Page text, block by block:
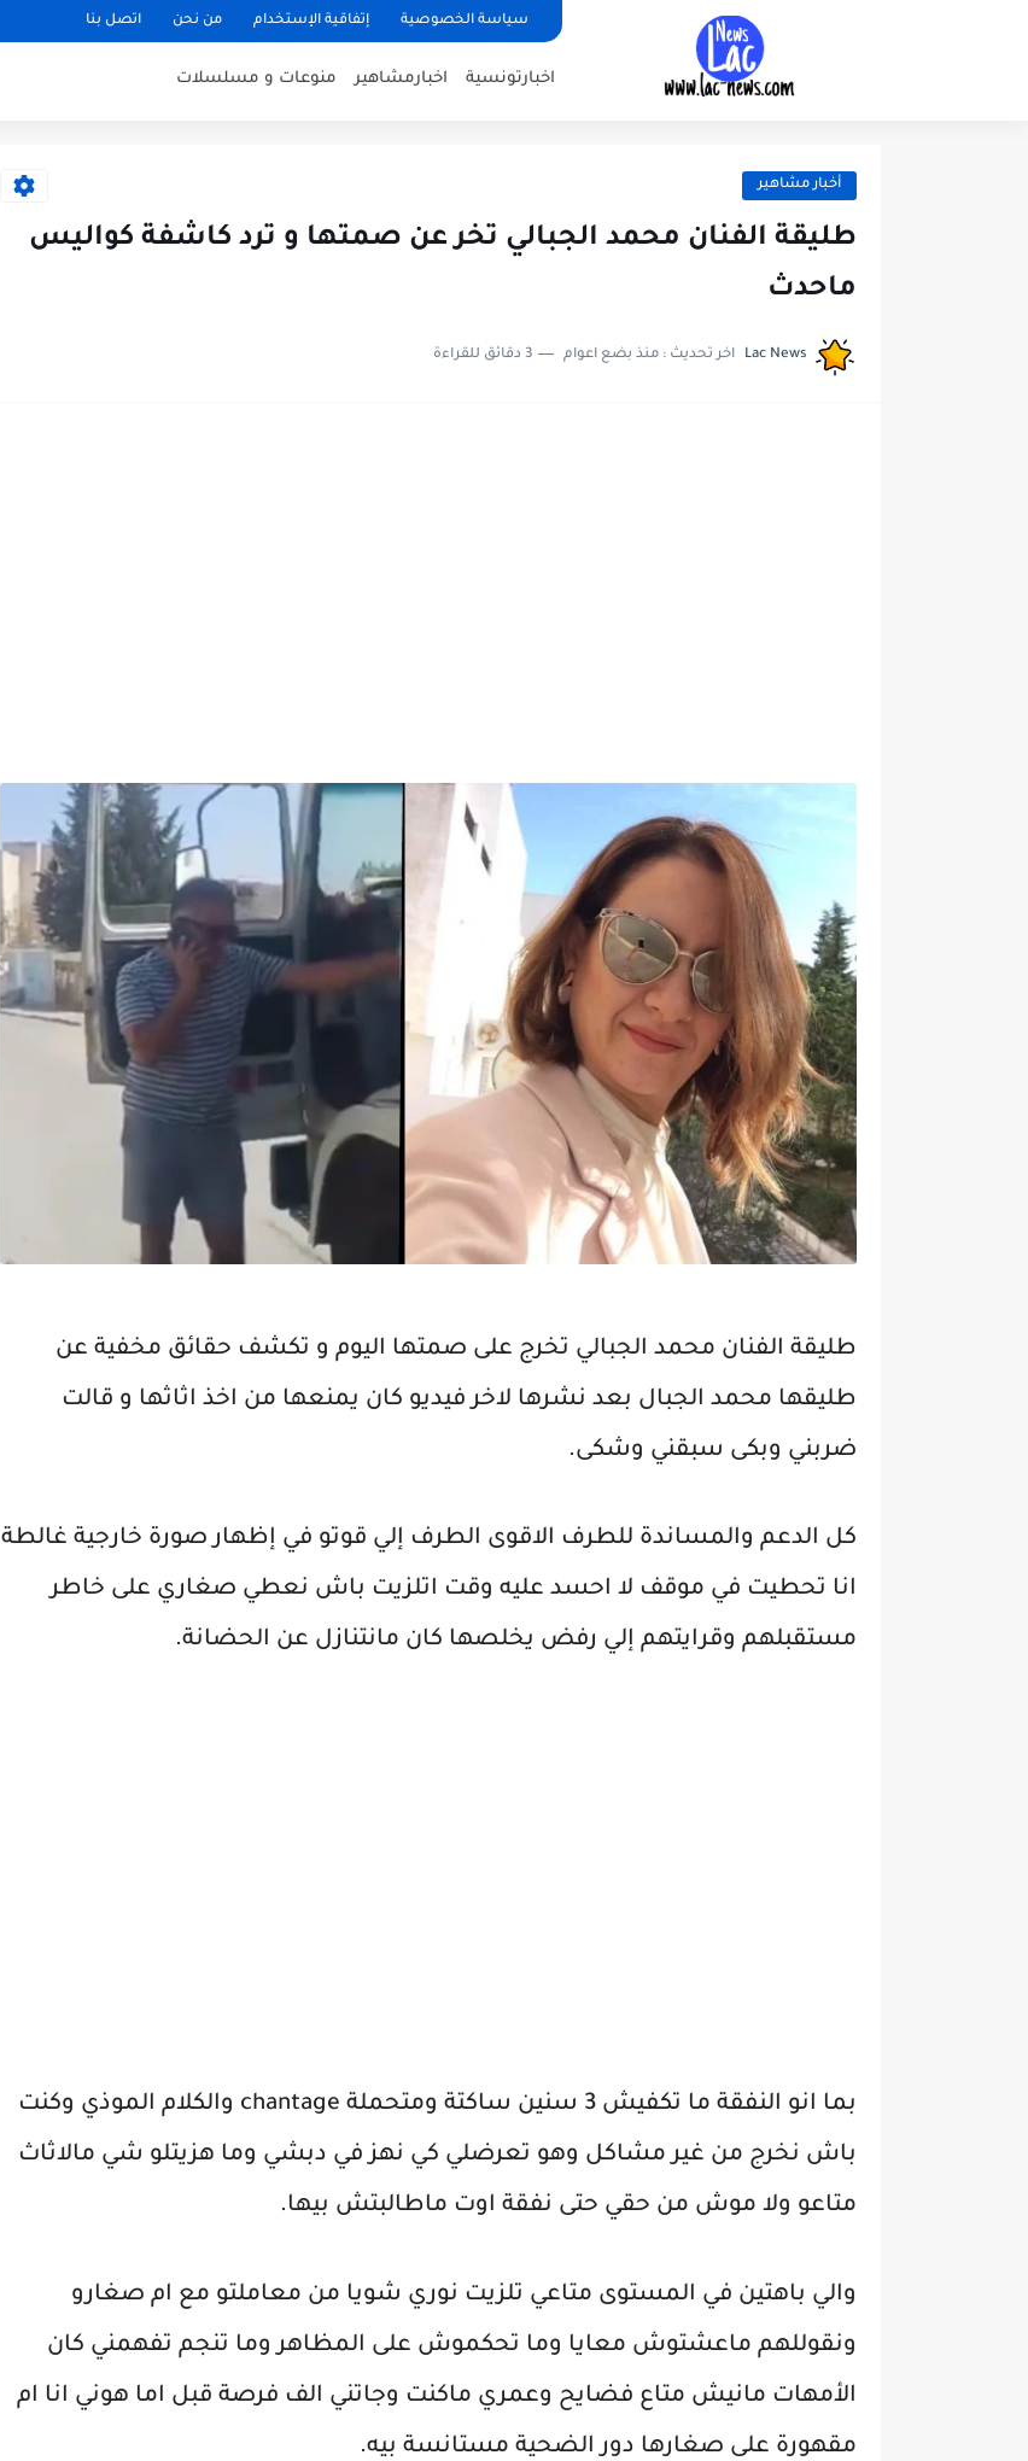
سياسة الخصوصية إتفاقية الإستخدام من نحن اتصل بنا
اخبارتونسية اخبارمشاهير منوعات و مسلسلات
أخبار مشاهير
طليقة الفنان محمد الجبالي تخر عن صمتها و ترد كاشفة كواليس
ماحدث
Lac News اخر تحديث : منذ بضع اعوام 3 دقائق للقراءة
طليقة الفنان محمد الجبالي تخرج على صمتها اليوم و تكشف حقائق مخفية عن
طليقها محمد الجبال بعد نشرها لاخر فيديو كان يمنعها من اخذ اثاثها و قالت
ضربني وبكى سبقني وشكى.
كل الدعم والمساندة للطرف الاقوى الطرف إلي قوتو في إظهار صورة خارجية غالطة
انا تحطيت في موقف لا احسد عليه وقت اتلزيت باش نعطي صغاري على خاطر
مستقبلهم وقرايتهم إلي رفض يخلصها كان مانتنازل عن الحضانة.
بما انو النفقة ما تكفيش 3 سنين ساكتة ومتحملة chantage والكلام الموذي وكنت
باش نخرج من غير مشاكل وهو تعرضلي كي نهز في دبشي وما هزيتلو شي مالاثاث
متاعو ولا موش من حقي حتى نفقة اوت ماطالبتش بيها.
والي باهتين في المستوى متاعي تلزيت نوري شويا من معاملتو مع ام صغارو
ونقوللهم ماعشتوش معايا وما تحكموش على المظاهر وما تنجم تفهمني كان
الأمهات مانيش متاع فضايح وعمري ماكنت وجاتني الف فرصة قبل اما هوني انا ام
مقهورة على صغارها دور الضحية مستانسة بيه.